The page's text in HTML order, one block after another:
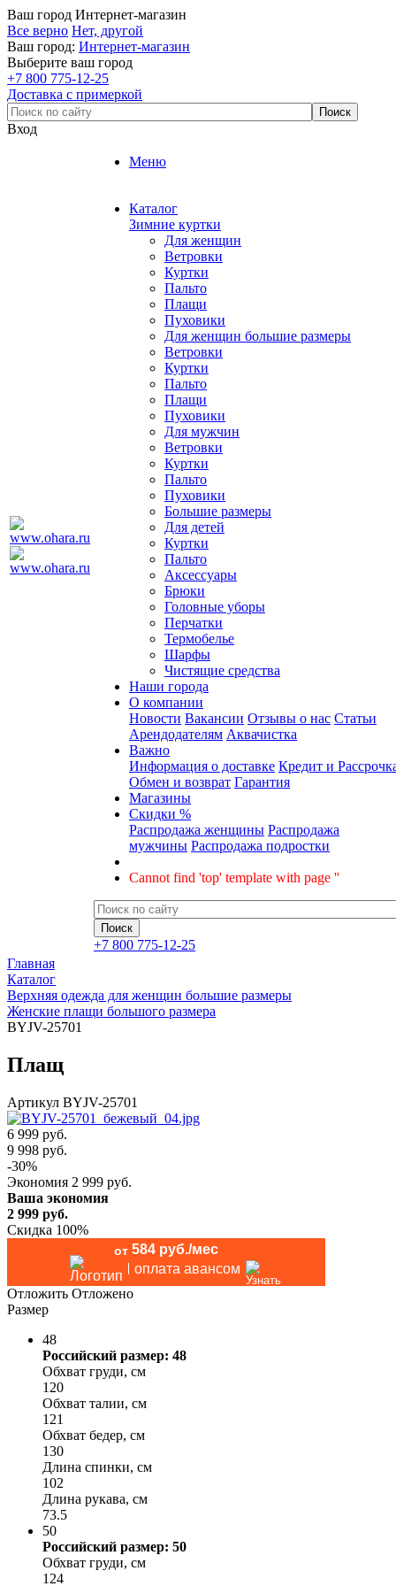
Ваш город Интернет-магазин
Все верно Нет, другой
Ваш город: Интернет-магазин
Выберите ваш город
+7 800 775-12-25
Доставка с примеркой
Вход
Меню
Каталог
Зимние куртки
Для женщин
Ветровки
Куртки
Пальто
Плащи
Пуховики
Для женщин большие размеры
Ветровки
Куртки
Пальто
Плащи
Пуховики
Для мужчин
Ветровки
Куртки
Пальто
Пуховики
Большие размеры
Для детей
Куртки
Пальто
Аксессуары
Брюки
Головные уборы
Перчатки
Термобелье
Шарфы
Чистящие средства
Наши города
О компании
Новости Вакансии Отзывы о нас Статьи
Арендодателям Аквачистка
Важно
Информация о доставке Кредит и
Обмен и возврат Гарантия
Магазины
Скидки %
Распродажа женщины Распродажа
мужчины Распродажа подростки
Cannot find 'top' template with page ''
+7 800 775-12-25
Главная
Каталог
Верхняя одежда для женщин большие размеры
Женские плащи большого размера
BYJV-25701
Плащ
Артикул BYJV-25701
6 999 руб.
9 998 руб.
-30%
Экономия 2 999 руб.
Ваша экономия
2 999 руб.
Скидка 100%
от 584 руб./мес
оплата авансом
Отложить Отложено
Размер
48
Российский размер: 48
Обхват груди, см
120
Обхват талии, см
121
Обхват бедер, см
130
Длина спинки, см
102
Длина рукава, см
73.5
50
Российский размер: 50
Обхват груди, см
124